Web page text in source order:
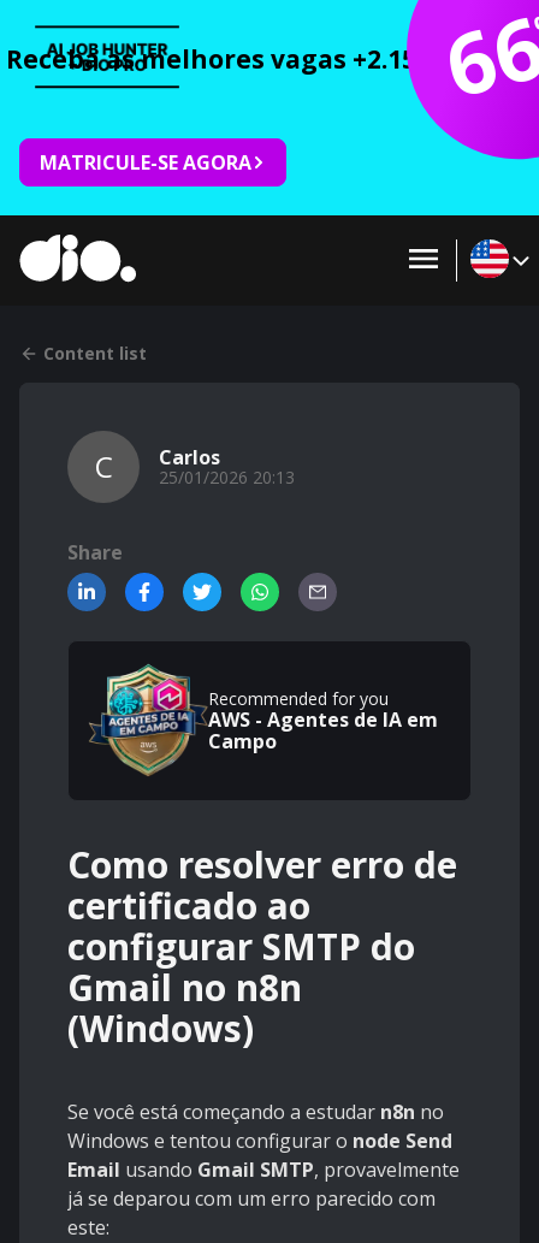
Receba as melhores vagas +2.150 cursos
MATRICULE-SE AGORA
Content list
C Carlos
25/01/2026 20:13
Share
Recommended for you
AWS - Agentes de IA em
Campo
Como resolver erro de
certificado ao
configurar SMTP do
Gmail no n8n
(Windows)
Se você está começando a estudar n8n no
Windows e tentou configurar o node Send
Email usando Gmail SMTP, provavelmente
já se deparou com um erro parecido com
este: